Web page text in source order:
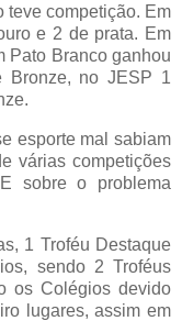
teve competição. Em
e 2 de prata. Em
Pato Branco ganhou
Bronze, no JESP 1
esporte mal sabiam
várias competições
sobre o problema
1 Troféu Destaque
sendo 2 Troféus
os Colégios devido
lugares, assim em